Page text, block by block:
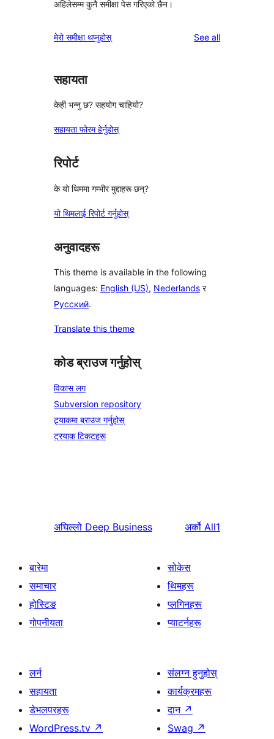
अहिलेसम्म कुनै समीक्षा पेस गरिएको छैन।
मेरो समीक्षा थप्नुहोस् See allreviews
सहायता
केही भन्नु छ? सहयोग चाहियो?
सहायता फोरम हेर्नुहोस्
रिपोर्ट
के यो थिममा गम्भीर मुद्दाहरू छन्?
यो थिमलाई रिपोर्ट गर्नुहोस्
अनुवादहरू
This theme is available in the following
languages: English (US), Nederlands र
Русский.
Translate this theme
कोड ब्राउज गर्नुहोस्
विकास लग
Subversion repository
ट्र्याकमा ब्राउज गर्नुहोस्
ट्रयाक टिकटहरू
अघिल्लो Deep Business अर्को All1
बारेमा
समाचार
होस्टिङ
गोपनीयता
सोकेस
थिमहरू
प्लगिनहरू
प्याटर्नहरू
लर्न
सहायता
डेभलपरहरू
WordPress.tv ↗
संलग्न हुनुहोस्
कार्यक्रमहरू
दान ↗
Swag ↗